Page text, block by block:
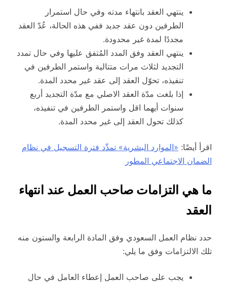
ينتهي العقد بانتهاء مدته وفي حال استمرار
الطرفين دون عقد جديد ففي هذه الحالة، عُدّ العقد
مجددًا لمدة غير محدودة.
ينتهي العقد وفق المدد المُتفق عليها وفي حال تمدد
التجديد لثلاث مرات متتالية واستمر الطرفين في
تنفيذه، تحوّل العقد إلى عقد غير محدد المدة.
إذا بلغت مدّة العقد الاصلي مع مدّة التجديد أربع
سنوات أيهما اقل واستمر الطرفين في تنفيذه،
كذلك تحول العقد إلى غير محدد المدة.
اقرأ أيضًا: «الموارد البشرية» تمدِّد فترة التسجيل في نظام
الضمان الاجتماعي المطور
ما هي التزامات صاحب العمل عند انتهاء
العقد
حدد نظام العمل السعودي وفق المادة الرابعة والستون منه
تلك الالتزامات وفق ما يلي:
يجب على صاحب العمل إعطاء العامل في حال